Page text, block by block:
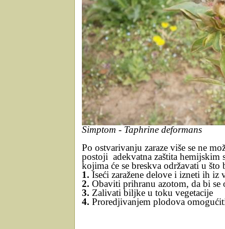
Simptom - Taphrine deformans
Po ostvarivanju zaraze više se ne
postoji adekvatna zaštita hemijskim
kojima će se breskva održavati u
1. Iseći zaražene delove i izneti ih iz
2. Obaviti prihranu azotom, da bi
3. Zalivati biljke u toku vegetacije
4. Proredjivanjem plodova